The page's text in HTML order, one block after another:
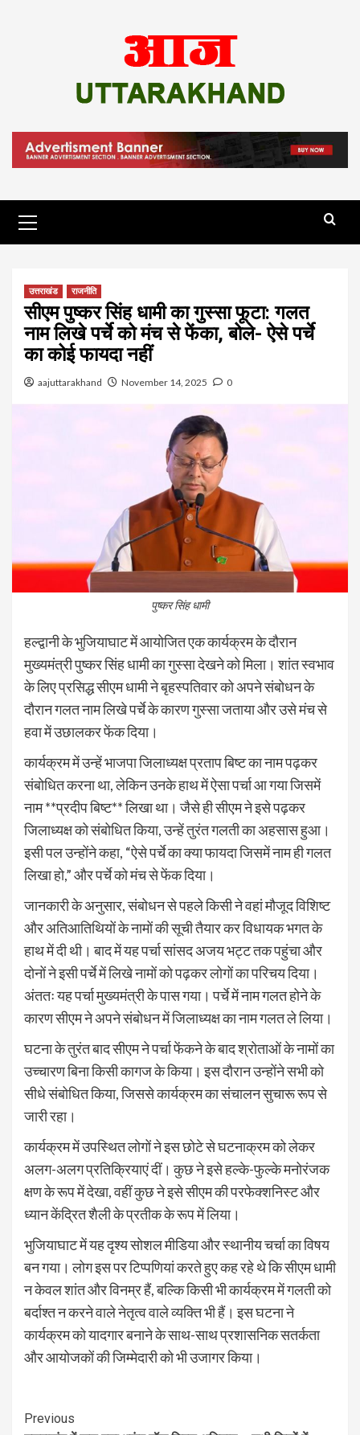
Menu
उत्तराखंड राजनीति
सीएम पुष्कर सिंह धामी का गुस्सा फूटा: गलत
नाम लिखे पर्चे को मंच से फेंका, बोले- ऐसे पर्चे
का कोई फायदा नहीं
aajuttarakhand November 14, 2025 0
पुष्कर सिंह धामी
हल्द्वानी के भुजियाघाट में आयोजित एक कार्यक्रम के दौरान
मुख्यमंत्री पुष्कर सिंह धामी का गुस्सा देखने को मिला। शांत स्वभाव
के लिए प्रसिद्ध सीएम धामी ने बृहस्पतिवार को अपने संबोधन के
दौरान गलत नाम लिखे पर्चे के कारण गुस्सा जताया और उसे मंच से
हवा में उछालकर फेंक दिया।
कार्यक्रम में उन्हें भाजपा जिलाध्यक्ष प्रताप बिष्ट का नाम पढ़कर
संबोधित करना था, लेकिन उनके हाथ में ऐसा पर्चा आ गया जिसमें
नाम **प्रदीप बिष्ट** लिखा था। जैसे ही सीएम ने इसे पढ़कर
जिलाध्यक्ष को संबोधित किया, उन्हें तुरंत गलती का अहसास हुआ।
इसी पल उन्होंने कहा, “ऐसे पर्चे का क्या फायदा जिसमें नाम ही गलत
लिखा हो,” और पर्चे को मंच से फेंक दिया।
जानकारी के अनुसार, संबोधन से पहले किसी ने वहां मौजूद विशिष्ट
और अतिआतिथियों के नामों की सूची तैयार कर विधायक भगत के
हाथ में दी थी। बाद में यह पर्चा सांसद अजय भट्ट तक पहुंचा और
दोनों ने इसी पर्चे में लिखे नामों को पढ़कर लोगों का परिचय दिया।
अंततः यह पर्चा मुख्यमंत्री के पास गया। पर्चे में नाम गलत होने के
कारण सीएम ने अपने संबोधन में जिलाध्यक्ष का नाम गलत ले लिया।
घटना के तुरंत बाद सीएम ने पर्चा फेंकने के बाद श्रोताओं के नामों का
उच्चारण बिना किसी कागज के किया। इस दौरान उन्होंने सभी को
सीधे संबोधित किया, जिससे कार्यक्रम का संचालन सुचारू रूप से
जारी रहा।
कार्यक्रम में उपस्थित लोगों ने इस छोटे से घटनाक्रम को लेकर
अलग-अलग प्रतिक्रियाएं दीं। कुछ ने इसे हल्के-फुल्के मनोरंजक
क्षण के रूप में देखा, वहीं कुछ ने इसे सीएम की परफेक्शनिस्ट और
ध्यान केंद्रित शैली के प्रतीक के रूप में लिया।
भुजियाघाट में यह दृश्य सोशल मीडिया और स्थानीय चर्चा का विषय
बन गया। लोग इस पर टिप्पणियां करते हुए कह रहे थे कि सीएम धामी
न केवल शांत और विनम्र हैं, बल्कि किसी भी कार्यक्रम में गलती को
बर्दाश्त न करने वाले नेतृत्व वाले व्यक्ति भी हैं। इस घटना ने
कार्यक्रम को यादगार बनाने के साथ-साथ प्रशासनिक सतर्कता
और आयोजकों की जिम्मेदारी को भी उजागर किया।
Continue
Previous